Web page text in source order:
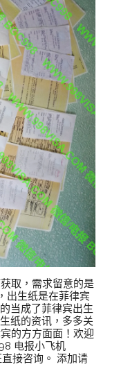
取，需求留意的是
出生纸是在菲律宾
当成了菲律宾出生
纸的资讯，多多关
的方方面面！欢迎
电报小飞机
接咨询。 添加请